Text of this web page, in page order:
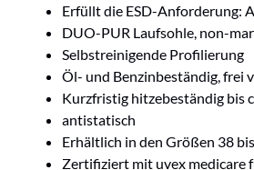
Erfüllt die ESD-Anforderung:
DUO-PUR Laufsohle, non-
Selbstreinigende Profilierung
Öl- und Benzinbeständig, frei
Kurzfristig hitzebeständig bis
antistatisch
Erhältlich in den Größen 38
Zertifiziert mit uvex medicare